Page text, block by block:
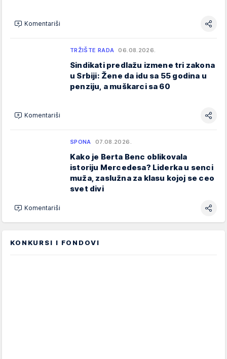
Komentariši
TRŽIŠTE RADA 06.08.2026.
Sindikati predlažu izmene tri zakona
u Srbiji: Žene da idu sa 55 godina u
penziju, a muškarci sa 60
Komentariši
SPONA 07.08.2026.
Kako je Berta Benc oblikovala
istoriju Mercedesa? Liderka u senci
muža, zaslužna za klasu kojoj se ceo
svet divi
Komentariši
KONKURSI I FONDOVI